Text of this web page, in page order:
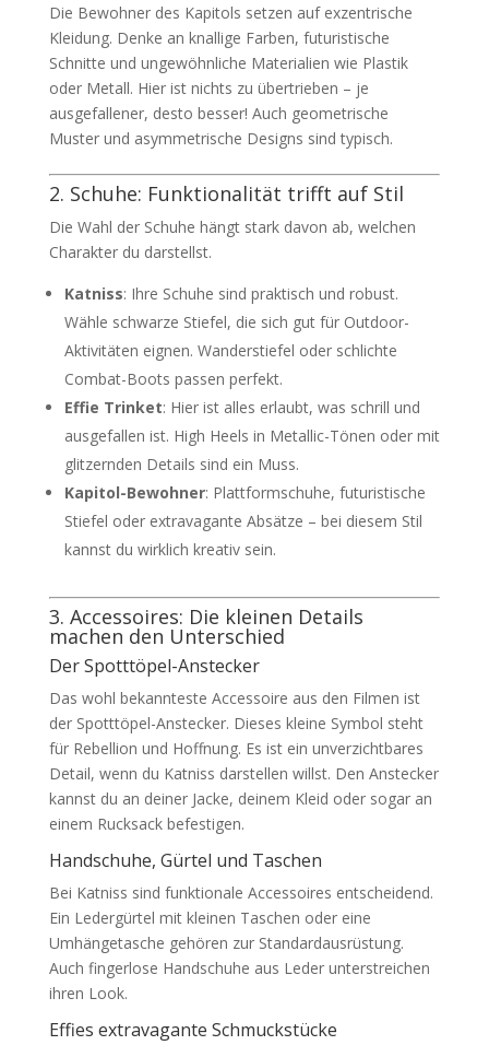
Die Bewohner des Kapitols setzen auf exzentrische
Kleidung. Denke an knallige Farben, futuristische
Schnitte und ungewöhnliche Materialien wie Plastik
oder Metall. Hier ist nichts zu übertrieben – je
ausgefallener, desto besser! Auch geometrische
Muster und asymmetrische Designs sind typisch.
2. Schuhe: Funktionalität trifft auf Stil
Die Wahl der Schuhe hängt stark davon ab, welchen
Charakter du darstellst.
Katniss: Ihre Schuhe sind praktisch und robust.
Wähle schwarze Stiefel, die sich gut für Outdoor-
Aktivitäten eignen. Wanderstiefel oder schlichte
Combat-Boots passen perfekt.
Effie Trinket: Hier ist alles erlaubt, was schrill und
ausgefallen ist. High Heels in Metallic-Tönen oder mit
glitzernden Details sind ein Muss.
Kapitol-Bewohner: Plattformschuhe, futuristische
Stiefel oder extravagante Absätze – bei diesem Stil
kannst du wirklich kreativ sein.
3. Accessoires: Die kleinen Details
machen den Unterschied
Der Spotttöpel-Anstecker
Das wohl bekannteste Accessoire aus den Filmen ist
der Spotttöpel-Anstecker. Dieses kleine Symbol steht
für Rebellion und Hoffnung. Es ist ein unverzichtbares
Detail, wenn du Katniss darstellen willst. Den Anstecker
kannst du an deiner Jacke, deinem Kleid oder sogar an
einem Rucksack befestigen.
Handschuhe, Gürtel und Taschen
Bei Katniss sind funktionale Accessoires entscheidend.
Ein Ledergürtel mit kleinen Taschen oder eine
Umhängetasche gehören zur Standardausrüstung.
Auch fingerlose Handschuhe aus Leder unterstreichen
ihren Look.
Effies extravagante Schmuckstücke